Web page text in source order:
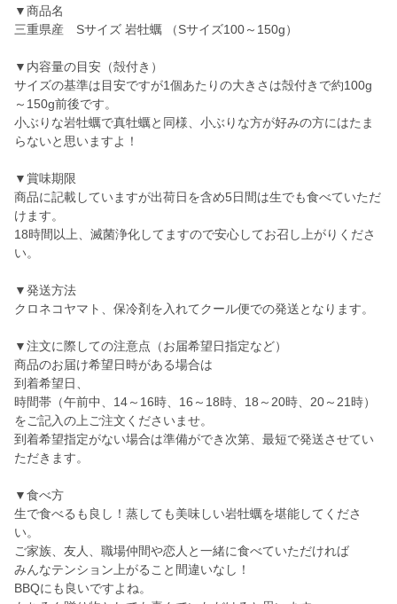
▼商品名
三重県産 Sサイズ 岩牡蠣 （Sサイズ100～150g）
▼内容量の目安（殻付き）
サイズの基準は目安ですが1個あたりの大きさは殻付きで約100g
～150g前後です。
小ぶりな岩牡蠣で真牡蠣と同様、小ぶりな方が好みの方にはたま
らないと思いますよ！
▼賞味期限
商品に記載していますが出荷日を含め5日間は生でも食べていただ
けます。
18時間以上、滅菌浄化してますので安心してお召し上がりくださ
い。
▼発送方法
クロネコヤマト、保冷剤を入れてクール便での発送となります。
▼注文に際しての注意点（お届希望日指定など）
商品のお届け希望日時がある場合は
到着希望日、
時間帯（午前中、14～16時、16～18時、18～20時、20～21時）
をご記入の上ご注文くださいませ。
到着希望指定がない場合は準備ができ次第、最短で発送させてい
ただきます。
▼食べ方
生で食べるも良し！蒸しても美味しい岩牡蠣を堪能してくださ
い。
ご家族、友人、職場仲間や恋人と一緒に食べていただければ
みんなテンション上がること間違いなし！
BBQにも良いですよね。